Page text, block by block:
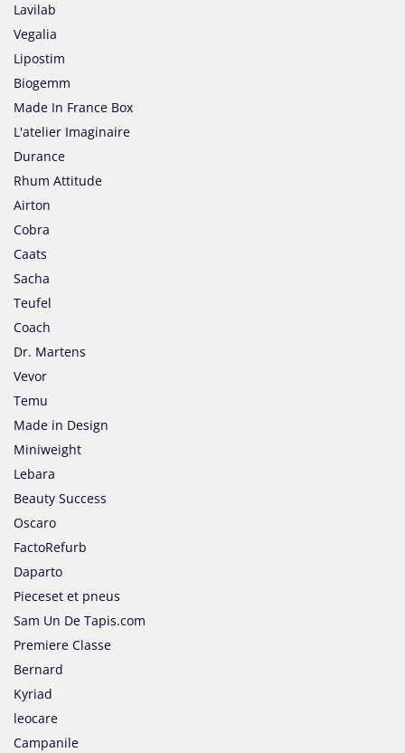
Lavilab
Vegalia
Lipostim
Biogemm
Made In France Box
L'atelier Imaginaire
Durance
Rhum Attitude
Airton
Cobra
Caats
Sacha
Teufel
Coach
Dr. Martens
Vevor
Temu
Made in Design
Miniweight
Lebara
Beauty Success
Oscaro
FactoRefurb
Daparto
Pieceset et pneus
Sam Un De Tapis.com
Premiere Classe
Bernard
Kyriad
leocare
Campanile